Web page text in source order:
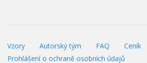
Vzory Autorský tým FAQ Ceník
Prohlášení o ochraně osobních údajů